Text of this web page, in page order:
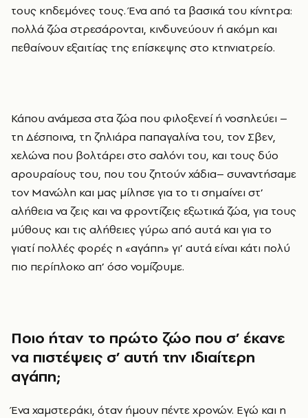
τους κηδεμόνες τους. Ένα από τα βασικά του κίνητρα:
πολλά ζώα στρεσάρονται, κινδυνεύουν ή ακόμη και
πεθαίνουν εξαιτίας της επίσκεψης στο κτηνιατρείο.
Κάπου ανάμεσα στα ζώα που φιλοξενεί ή νοσηλεύει –
τη Δέσποινα, τη ζηλιάρα παπαγαλίνα του, τον Σβεν,
χελώνα που βολτάρει στο σαλόνι του, και τους δύο
αρουραίους του, που του ζητούν χάδια– συναντήσαμε
τον Μανώλη και μας μίλησε για το τι σημαίνει στ’
αλήθεια να ζεις και να φροντίζεις εξωτικά ζώα, για τους
μύθους και τις αλήθειες γύρω από αυτά και για το
γιατί πολλές φορές η «αγάπη» γι’ αυτά είναι κάτι πολύ
πιο περίπλοκο απ’ όσο νομίζουμε.
Ποιο ήταν το πρώτο ζώο που σ’ έκανε
να πιστέψεις σ’ αυτή την ιδιαίτερη
αγάπη;
Ένα χαμστεράκι, όταν ήμουν πέντε χρονών. Εγώ και η